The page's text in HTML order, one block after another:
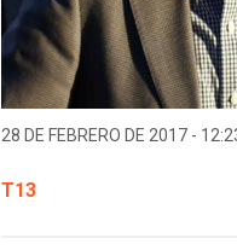
28 DE FEBRERO DE 2017 -
T13